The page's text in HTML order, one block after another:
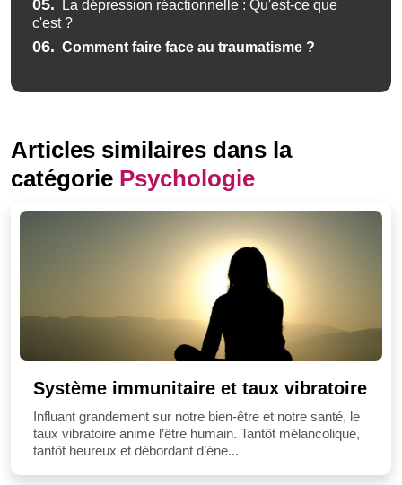
05.
La dépression réactionnelle : Qu'est-ce que
c'est ?
06. Comment faire face au traumatisme ?
Articles similaires dans la
catégorie Psychologie
Système immunitaire et taux vibratoire
Influant grandement sur notre bien-être et notre santé, le
taux vibratoire anime l’être humain. Tantôt mélancolique,
tantôt heureux et débordant d’éne...